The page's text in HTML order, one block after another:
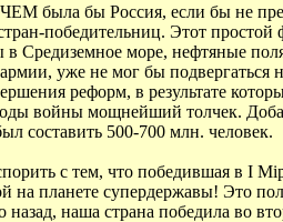
была бы Россия, если бы не
победительниц. Этот простой
Средиземное море, нефтяные
уже не мог бы подвергаться
реформ, в результате
войны мощнейший толчек.
составить 500-700 млн. человек.
с тем, что победившая в I
на планете супердержавы! Это
назад, наша страна победила во